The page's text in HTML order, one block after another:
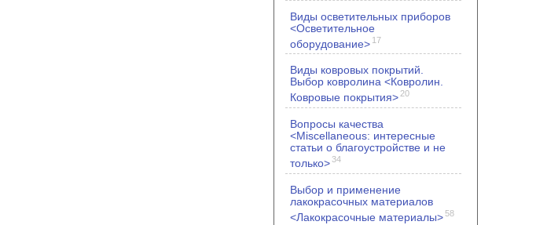
Виды осветительных приборов
<Осветительное
оборудование> 17
Виды ковровых покрытий.
Выбор ковролина <Ковролин.
Ковровые покрытия> 20
Вопросы качества
<Miscellaneous: интересные
статьи о благоустройстве и не
только>34
Выбор и применение
лакокрасочных материалов
<Лакокрасочные материалы>58